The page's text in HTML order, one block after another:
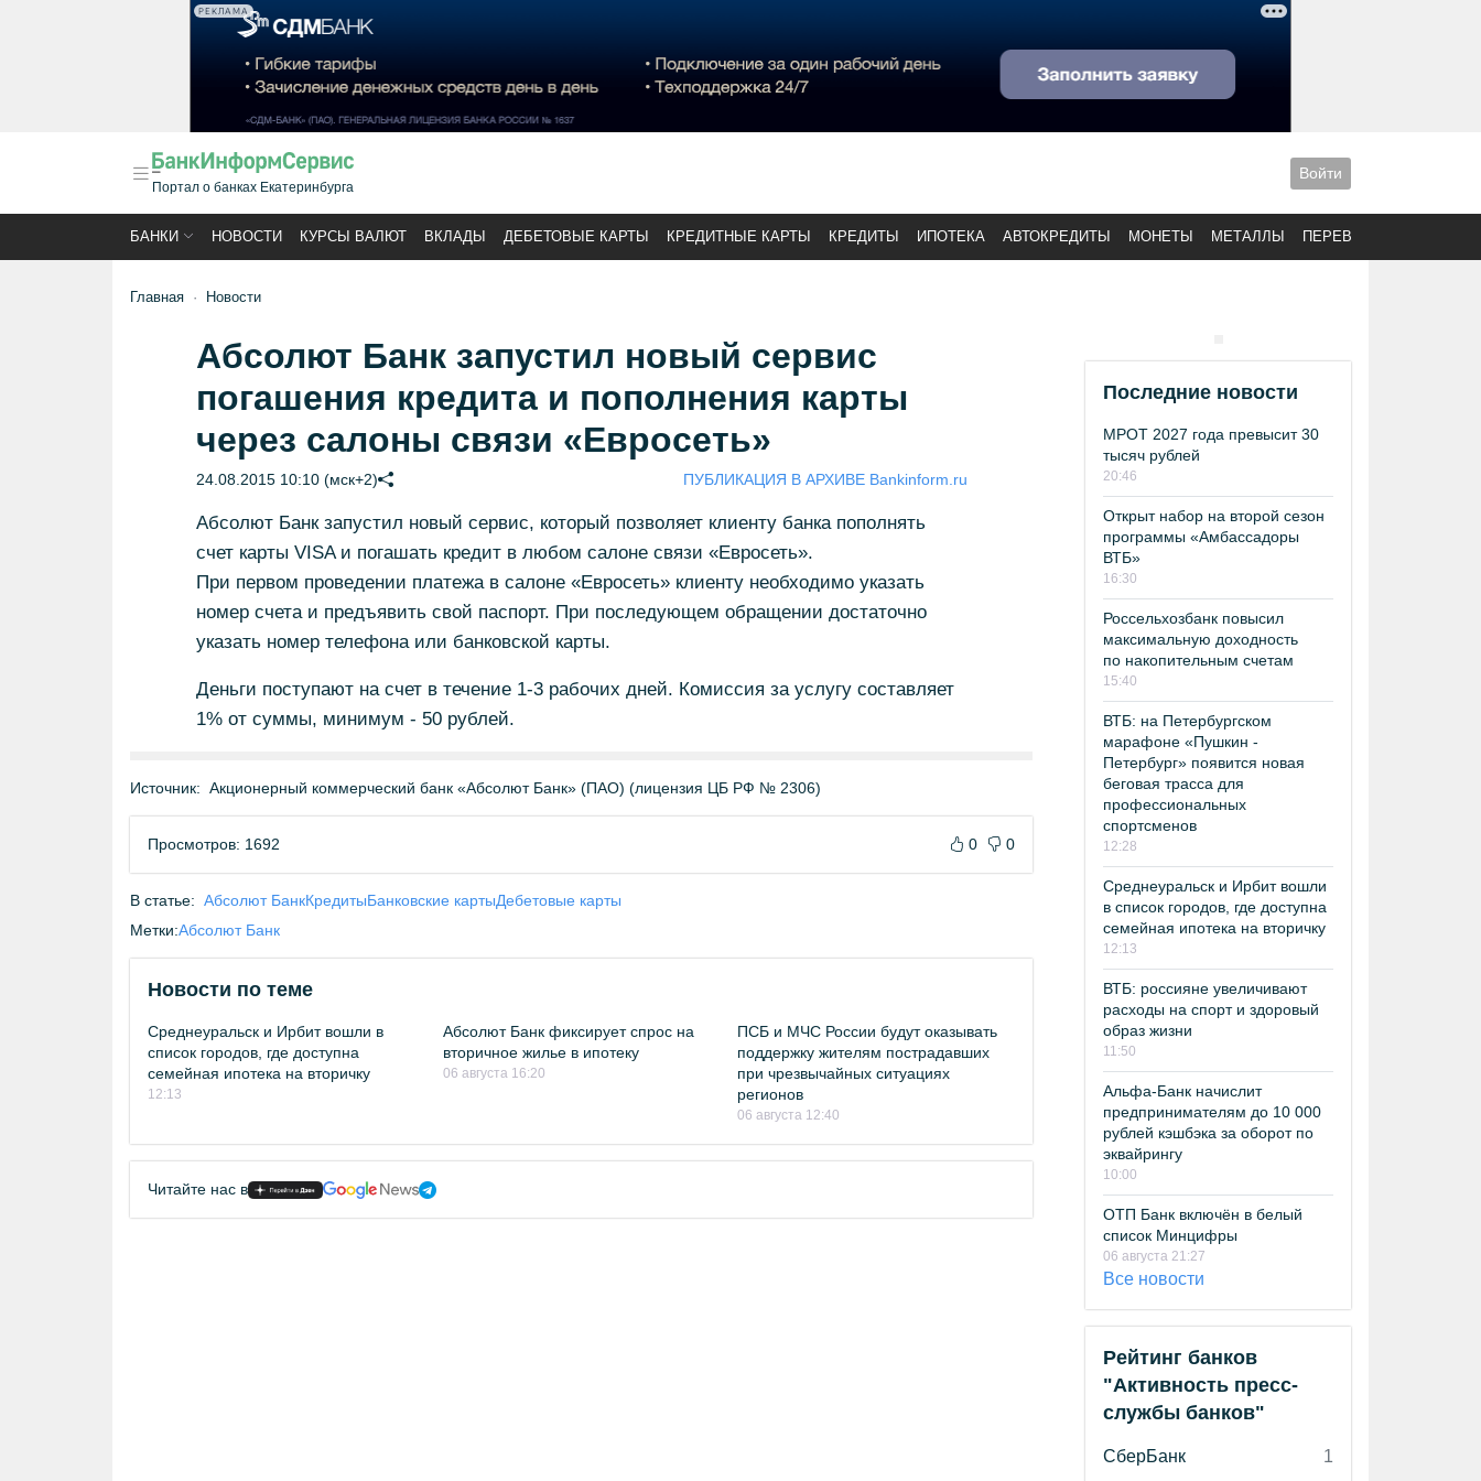
РЕКЛАМА
Портал о банках Екатеринбурга
Войти
БАНКИ НОВОСТИ КУРСЫ ВАЛЮТ ВКЛАДЫ ДЕБЕТОВЫЕ КАРТЫ КРЕДИТНЫЕ КАРТЫ КРЕДИТЫ ИПОТЕКА АВТОКРЕДИТЫ МОНЕТЫ МЕТАЛЛЫ ПЕРЕВОДЫ
Главная Новости
Абсолют Банк запустил новый сервис
погашения кредита и пополнения карты
через салоны связи «Евросеть»
24.08.2015 10:10 (мск+2) ПУБЛИКАЦИЯ В АРХИВЕ Bankinform.ru
Абсолют Банк запустил новый сервис, который позволяет клиенту банка пополнять
счет карты VISA и погашать кредит в любом салоне связи «Евросеть».
При первом проведении платежа в салоне «Евросеть» клиенту необходимо указать
номер счета и предъявить свой паспорт. При последующем обращении достаточно
указать номер телефона или банковской карты.
Деньги поступают на счет в течение 1-3 рабочих дней. Комиссия за услугу составляет
1% от суммы, минимум - 50 рублей.
Источник: Акционерный коммерческий банк «Абсолют Банк» (ПАО) (лицензия ЦБ РФ № 2306)
Просмотров: 1692 0 0
В статье: Абсолют БанкКредитыБанковские картыДебетовые карты
Метки:Абсолют Банк
Новости по теме
Среднеуральск и Ирбит вошли в
список городов, где доступна
семейная ипотека на вторичку
12:13
Абсолют Банк фиксирует спрос на
вторичное жилье в ипотеку
06 августа 16:20
ПСБ и МЧС России будут оказывать
поддержку жителям пострадавших
при чрезвычайных ситуациях
регионов
06 августа 12:40
Читайте нас в
Последние новости
МРОТ 2027 года превысит 30
тысяч рублей
20:46
Открыт набор на второй сезон
программы «Амбассадоры
ВТБ»
16:30
Россельхозбанк повысил
максимальную доходность
по накопительным счетам
15:40
ВТБ: на Петербургском
марафоне «Пушкин -
Петербург» появится новая
беговая трасса для
профессиональных
спортсменов
12:28
Среднеуральск и Ирбит вошли
в список городов, где доступна
семейная ипотека на вторичку
12:13
ВТБ: россияне увеличивают
расходы на спорт и здоровый
образ жизни
11:50
Альфа-Банк начислит
предпринимателям до 10 000
рублей кэшбэка за оборот по
эквайрингу
10:00
ОТП Банк включён в белый
список Минцифры
06 августа 21:27
Все новости
Рейтинг банков
"Активность пресс-
службы банков"
СберБанк
1